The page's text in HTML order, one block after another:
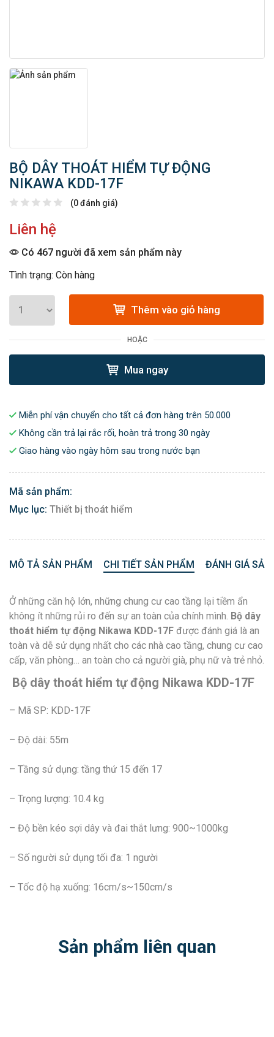
BỘ DÂY THOÁT HIỂM TỰ ĐỘNG
NIKAWA KDD-17F
(0 đánh giá)
Liên hệ
Có 467 người đã xem sản phẩm này
Tình trạng: Còn hàng
Thêm vào giỏ hàng
HOẶC
Mua ngay
Miễn phí vận chuyển cho tất cả đơn hàng trên 50.000
Không cần trả lại rắc rối, hoàn trả trong 30 ngày
Giao hàng vào ngày hôm sau trong nước bạn
Mã sản phẩm:
Mục lục: Thiết bị thoát hiểm
MÔ TẢ SẢN PHẨM CHI TIẾT SẢN PHẨM ĐÁNH GIÁ
Ở những căn hộ lớn, những chung cư cao tầng lại tiềm ẩn
không ít những rủi ro đến sự an toàn của chính mình. Bộ dây
thoát hiểm tự động Nikawa KDD-17F được đánh giá là an
toàn và dễ sử dụng nhất cho các nhà cao tầng, chung cư cao
cấp, văn phòng… an toàn cho cả người già, phụ nữ và trẻ nhỏ.
Bộ dây thoát hiểm tự động Nikawa KDD-17F
– Mã SP: KDD-17F
– Độ dài: 55m
– Tầng sử dụng: tầng thứ 15 đến 17
– Trọng lượng: 10.4 kg
– Độ bền kéo sợi dây và đai thắt lưng: 900~1000kg
– Số người sử dụng tối đa: 1 người
– Tốc độ hạ xuống: 16cm/s~150cm/s
Sản phẩm liên quan